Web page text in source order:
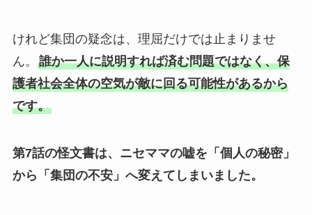
けれど集団の疑念は、理屈だけでは止まりませ
ん。 誰か一人に説明すれば済む問題ではなく、保
護者社会全体の空気が敵に回る可能性があるから
です。
第7話の怪文書は、ニセママの嘘を「個人の秘密」
から「集団の不安」へ変えてしまいました。